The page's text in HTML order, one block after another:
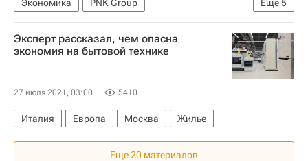
Еще5
Экономика
PNK Group
Московская область (Подмосковье)
Москва
NF Group (ранее Knight Frank Russia)
Эксперт рассказал, чем опасна
экономия на бытовой технике
27 июля 2021, 03:00 5410
Италия Европа Москва Жилье
Еще 20 материалов